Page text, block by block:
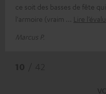
ce soit des basses de fête
l'armoire (vraim
Lire
Marcus P.